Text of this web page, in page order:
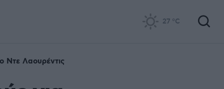
27 °C
Ντε Λαουρέντις